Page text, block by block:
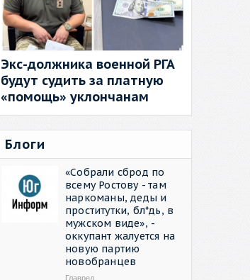
Экс-должника военной РГА
будут судить за платную
«помощь» уклончанам
Блоги
«Собрали сброд по
всему Ростову - там
наркоманы, деды и
проститутки, бл*дь, в
мужском виде», -
оккупант жалуется на
новую партию
новобранцев
Главред